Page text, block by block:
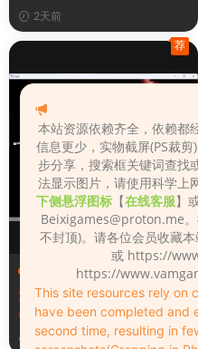
女学生8自定义表情
2天前
场景（Scenes）
汉化版Fall_Of_Dynasty_Silh
ouette_Play_Bug_Fixed_2&
《王朝陨落》剪影玩法修复版
5天前
荐
本站资源依赖齐全，依赖都
信息更少，实物截屏(PS裁
步分享，搜索框关键词查找
法显示图片，请使用科学上
下侧悬浮图标 【在线客服】
Beixigames@proton.me
不封顶)。请各位会员收藏
或 https://
https://
This site resources rely on
have been completed and
second time, resulting in